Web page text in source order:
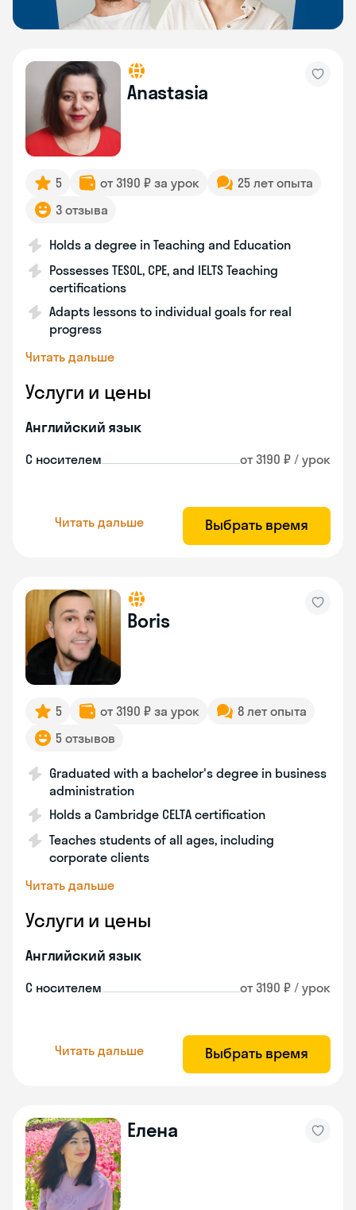
Anastasia
5 от 3190 ₽ за урок
25 лет опыта
3 отзыва
Holds a degree in Teaching and Education
Possesses TESOL, CPE, and IELTS Teaching
certifications
Adapts lessons to individual goals for real
progress
Читать дальше
Услуги и цены
Английский язык
С носителем от 3190 ₽ / урок
Читать дальше Выбрать время
Boris
5 от 3190 ₽ за урок
8 лет опыта
5 отзывов
Graduated with a bachelor's degree in business
administration
Holds a Cambridge CELTA certification
Teaches students of all ages, including
corporate clients
Читать дальше
Услуги и цены
Английский язык
С носителем от 3190 ₽ / урок
Читать дальше Выбрать время
Елена